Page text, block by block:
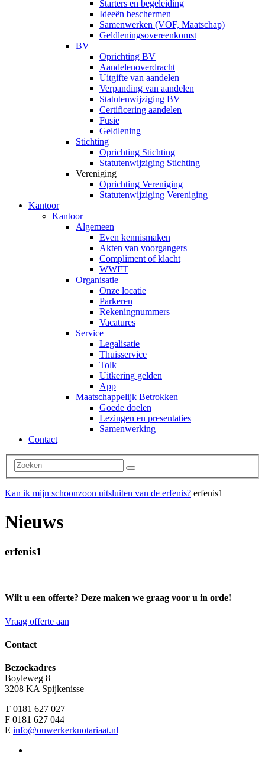
Starters en begeleiding
Ideeën beschermen
Samenwerken (VOF, Maatschap)
Geldleningsovereenkomst
BV
Oprichting BV
Aandelenoverdracht
Uitgifte van aandelen
Verpanding van aandelen
Statutenwijziging BV
Certificering aandelen
Fusie
Geldlening
Stichting
Oprichting Stichting
Statutenwijziging Stichting
Vereniging
Oprichting Vereniging
Statutenwijziging Vereniging
Kantoor
Kantoor
Algemeen
Even kennismaken
Akten van voorgangers
Compliment of klacht
WWFT
Organisatie
Onze locatie
Parkeren
Rekeningnummers
Vacatures
Service
Legalisatie
Thuisservice
Tolk
Uitkering gelden
App
Maatschappelijk Betrokken
Goede doelen
Lezingen en presentaties
Samenwerking
Contact
Kan ik mijn schoonzoon uitsluiten van de erfenis? erfenis1
Nieuws
erfenis1
Wilt u een offerte? Deze maken we graag voor u in orde!
Vraag offerte aan
Contact
Bezoekadres
Boyleweg 8
3208 KA Spijkenisse
T 0181 627 027
F 0181 627 044
E info@ouwerkerknotariaat.nl